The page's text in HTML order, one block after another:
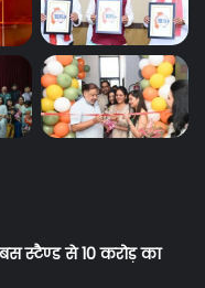
बस स्टैण्ड से 10 करोड़ का